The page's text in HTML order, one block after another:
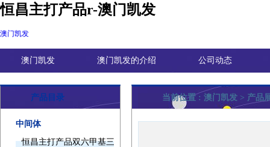
恒昌主打产品r-澳门凯发
澳门凯发
澳门凯发 澳门凯发的介绍 公司动态
产品目录
中间体
恒昌主打产品双六甲基三胺欢迎询价
当前位置 : 澳门凯发 > 产品